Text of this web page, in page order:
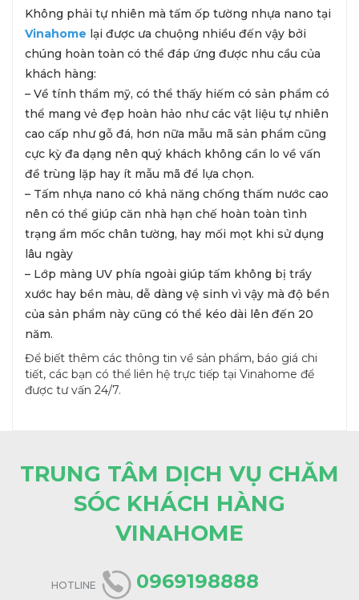
Không phải tự nhiên mà tấm ốp tường nhựa nano tại
Vinahome lại được ưa chuộng nhiều đến vậy bởi
chúng hoàn toàn có thể đáp ứng được nhu cầu của
khách hàng:
– Về tính thẩm mỹ, có thể thấy hiếm có sản phẩm có
thể mang vẻ đẹp hoàn hảo như các vật liệu tự nhiên
cao cấp như gỗ đá, hơn nữa mẫu mã sản phẩm cũng
cực kỳ đa dạng nên quý khách không cần lo về vấn
đề trùng lặp hay ít mẫu mã để lựa chọn.
– Tấm nhựa nano có khả năng chống thấm nước cao
nên có thể giúp căn nhà hạn chế hoàn toàn tình
trạng ẩm mốc chân tường, hay mối mọt khi sử dụng
lâu ngày
– Lớp màng UV phía ngoài giúp tấm không bị trầy
xước hay bền màu, dễ dàng vệ sinh vì vậy mà độ bền
của sản phẩm này cũng có thể kéo dài lên đến 20
năm.
Để biết thêm các thông tin về sản phẩm, báo giá chi
tiết, các bạn có thể liên hệ trực tiếp tại Vinahome để
được tư vấn 24/7.
TRUNG TÂM DỊCH VỤ CHĂM
SÓC KHÁCH HÀNG
VINAHOME
HOTLINE 0969198888